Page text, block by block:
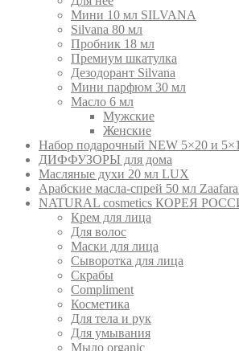
Мини 10 мл SILVANA
Silvana 80 мл
Пробник 18 мл
Премиум шкатулка
Дезодорант Silvana
Мини парфюм 30 мл
Масло 6 мл
Мужские
Женские
Набор подарочный NEW 5×20 и
ДИФФУЗОРЫ для дома
Масляные духи 20 мл LUX
Арабские масла-спрей 50 мл
NATURAL cosmetics КОРЕЯ
Крем для лица
Для волос
Маски для лица
Сыворотка для лица
Скрабы
Compliment
Косметика
Для тела и рук
Для умывания
Мыло organic